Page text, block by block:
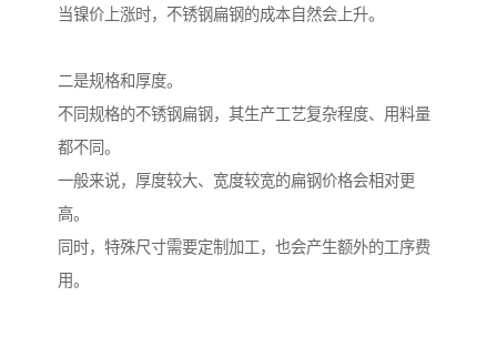
当镍价上涨时，不锈钢扁钢的成本自然会上升。
二是规格和厚度。
不同规格的不锈钢扁钢，其生产工艺复杂程度、用料量
都不同。
一般来说，厚度较大、宽度较宽的扁钢价格会相对更
高。
同时，特殊尺寸需要定制加工，也会产生额外的工序费
用。